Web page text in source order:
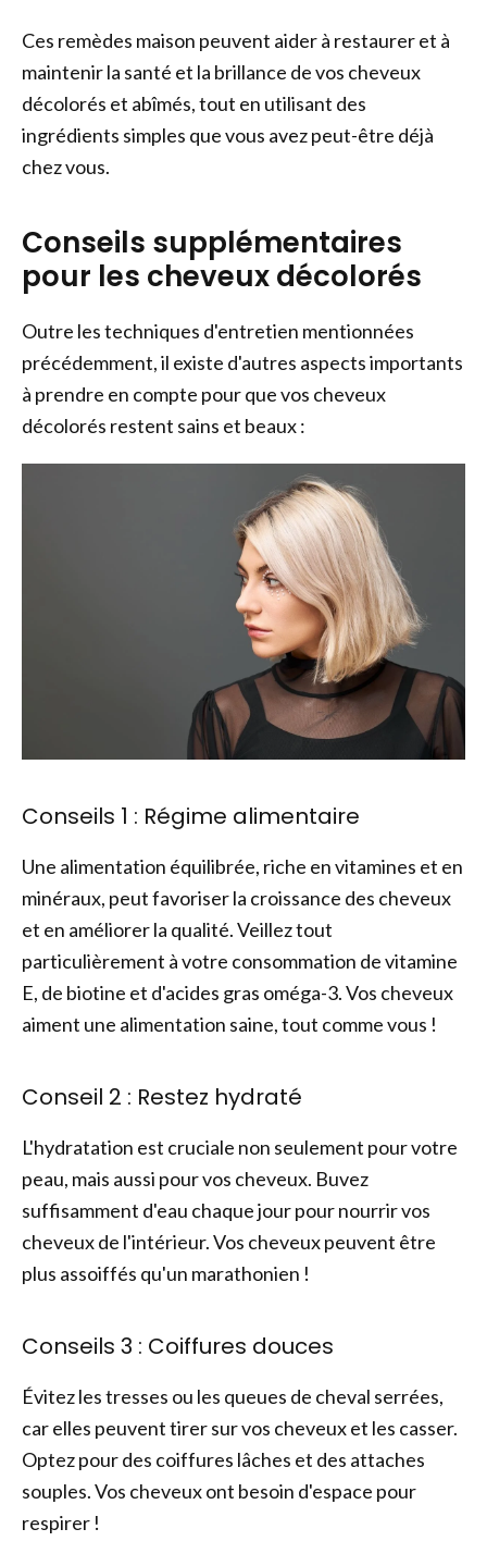
Ces remèdes maison peuvent aider à restaurer et à
maintenir la santé et la brillance de vos cheveux
décolorés et abîmés, tout en utilisant des
ingrédients simples que vous avez peut-être déjà
chez vous.
Conseils supplémentaires
pour les cheveux décolorés
Outre les techniques d'entretien mentionnées
précédemment, il existe d'autres aspects importants
à prendre en compte pour que vos cheveux
décolorés restent sains et beaux :
Conseils 1 : Régime alimentaire
Une alimentation équilibrée, riche en vitamines et en
minéraux, peut favoriser la croissance des cheveux
et en améliorer la qualité. Veillez tout
particulièrement à votre consommation de vitamine
E, de biotine et d'acides gras oméga-3. Vos cheveux
aiment une alimentation saine, tout comme vous !
Conseil 2 : Restez hydraté
L'hydratation est cruciale non seulement pour votre
peau, mais aussi pour vos cheveux. Buvez
suffisamment d'eau chaque jour pour nourrir vos
cheveux de l'intérieur. Vos cheveux peuvent être
plus assoiffés qu'un marathonien !
Conseils 3 : Coiffures douces
Évitez les tresses ou les queues de cheval serrées,
car elles peuvent tirer sur vos cheveux et les casser.
Optez pour des coiffures lâches et des attaches
souples. Vos cheveux ont besoin d'espace pour
respirer !